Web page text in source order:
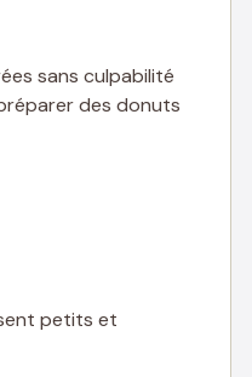
sans culpabilité
des donuts
petits et